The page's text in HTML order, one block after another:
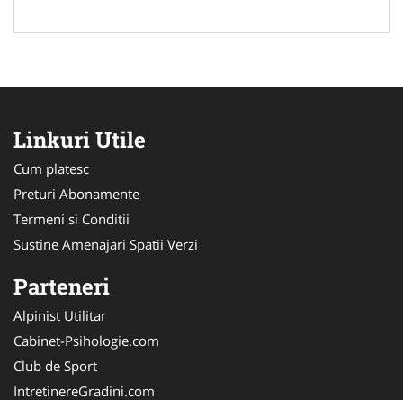
Linkuri Utile
Cum platesc
Preturi Abonamente
Termeni si Conditii
Sustine Amenajari Spatii Verzi
Parteneri
Alpinist Utilitar
Cabinet-Psihologie.com
Club de Sport
IntretinereGradini.com